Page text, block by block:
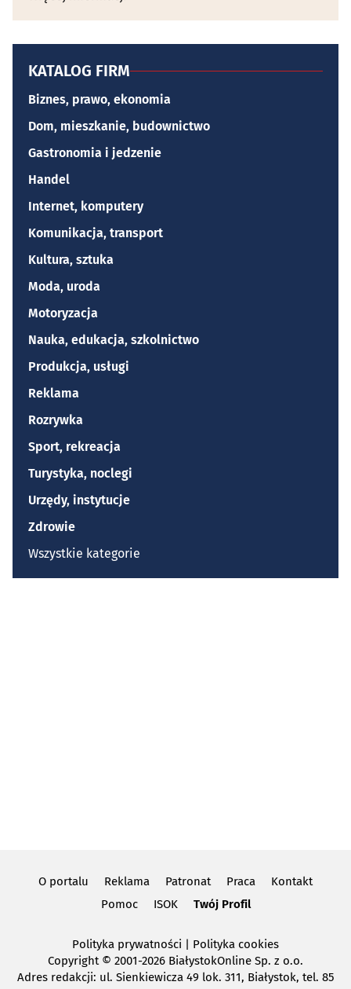
KATALOG FIRM
Biznes, prawo, ekonomia
Dom, mieszkanie, budownictwo
Gastronomia i jedzenie
Handel
Internet, komputery
Komunikacja, transport
Kultura, sztuka
Moda, uroda
Motoryzacja
Nauka, edukacja, szkolnictwo
Produkcja, usługi
Reklama
Rozrywka
Sport, rekreacja
Turystyka, noclegi
Urzędy, instytucje
Zdrowie
Wszystkie kategorie
O portalu Reklama Patronat Praca
Kontakt
Pomoc
ISOK Twój Profil
Polityka prywatności
Polityka cookies
Copyright© 2001-2026 BiałystokOnline Sp. z o.o.
Adres redakcji: ul. Sienkiewicza 49 lok. 311, Białystok, tel. 85